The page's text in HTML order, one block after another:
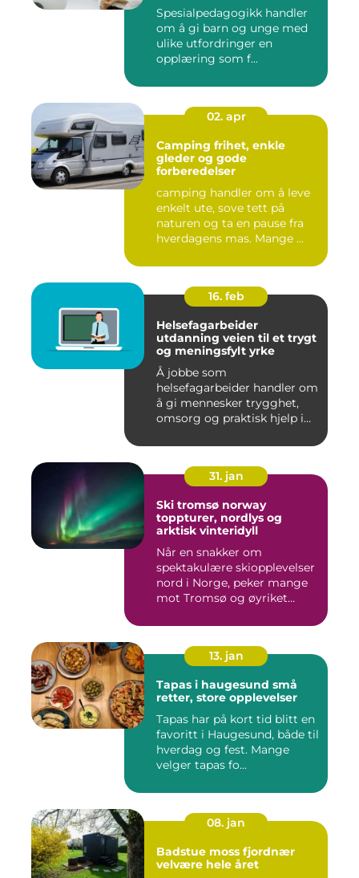
Spesialpedagogikk handler
om å gi barn og unge med
ulike utfordringer en
opplæring som f...
02. apr
Camping frihet, enkle
gleder og gode
forberedelser
camping handler om å leve
enkelt ute, sove tett på
naturen og ta en pause fra
hverdagens mas. Mange ...
16. feb
Helsefagarbeider
utdanning veien til et trygt
og meningsfylt yrke
Å jobbe som
helsefagarbeider handler om
å gi mennesker trygghet,
omsorg og praktisk hjelp i
31. jan
Ski tromsø norway
toppturer, nordlys og
arktisk vinteridyll
Når en snakker om
spektakulære skiopplevelser
nord i Norge, peker mange
mot Tromsø og øyriket
13. jan
Tapas i haugesund små
retter, store opplevelser
Tapas har på kort tid blitt en
favoritt i Haugesund, både til
hverdag og fest. Mange
velger tapas fo...
08. jan
Badstue moss fjordnær
velvære hele året